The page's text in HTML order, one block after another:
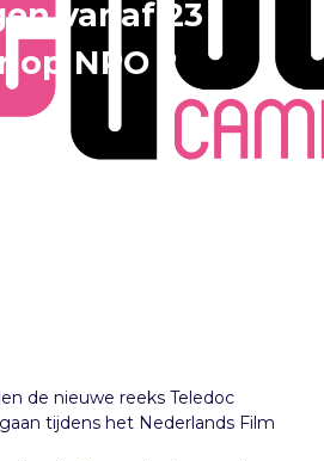
vanaf 23
op NPO 2
de nieuwe reeks Teledoc
tijdens het Nederlands Film